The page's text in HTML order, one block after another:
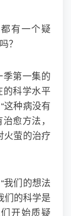
有一个疑
？
季第一集的
的科学水平
这种病没有
愈方法，
萤的治疗
我们的想法
们的科学是
开始质疑